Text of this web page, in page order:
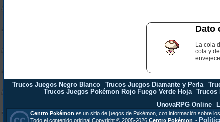
Dato
La cola
cola y
Trucos Juegos Negro Blanco -Trucos Juegos Diamante y Perla -
Trucos Juegos Pokémon Rojo Fuego Verde Hoja -Trucos
UnovaRPG Online |
Centro Pokémon es un sitio de juegos de Pokémon, con información sobre
Todo el contenido original Copyright © 2005-2026 Centro Pokémon . -